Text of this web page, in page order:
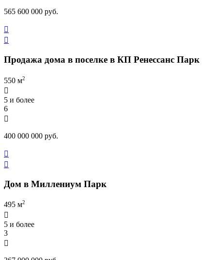
565 600 000 руб.


Продажа дома в поселке в КП Ренессанс Парк
550 м2

5 и более
6

400 000 000 руб.


Дом в Миллениум Парк
495 м2

5 и более
3
